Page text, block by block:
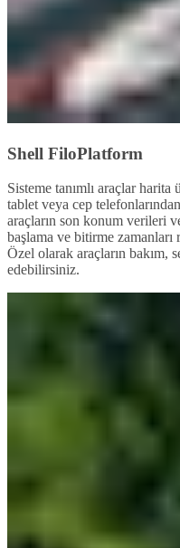
Shell FiloPlatform
Sisteme tanımlı araçlar harita
tablet veya cep
araçların son konum verileri
başlama ve bitirme zamanları
Özel olarak araçların bakım,
edebilirsiniz.